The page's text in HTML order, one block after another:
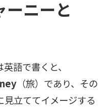
ーニーと
語で書くと、
（旅）であり、その
立ててイメージする